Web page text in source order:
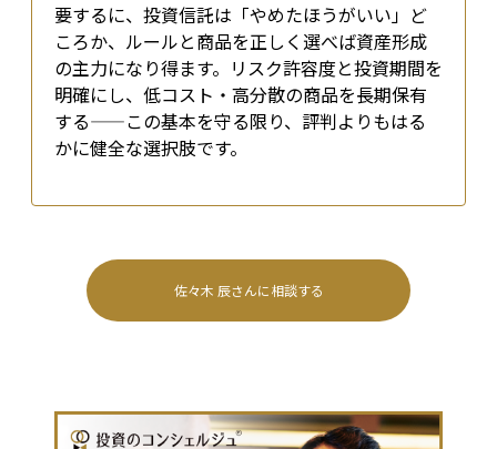
要するに、投資信託は「やめたほうがいい」ど
ころか、ルールと商品を正しく選べば資産形成
の主力になり得ます。リスク許容度と投資期間を
明確にし、低コスト・高分散の商品を長期保有
する——この基本を守る限り、評判よりもはる
かに健全な選択肢です。
佐々木 辰さんに相談する